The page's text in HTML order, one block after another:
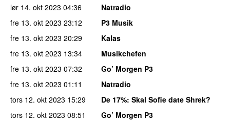
lør 14. okt 2023 04:36
Natradio
fre 13. okt 2023 23:12
P3 Musik
fre 13. okt 2023 20:29
Kalas
fre 13. okt 2023 13:34
Musikchefen
fre 13. okt 2023 07:32
Go’ Morgen P3
fre 13. okt 2023 01:11
Natradio
tors 12. okt 2023 15:29 De 17%: Skal Sofie date Shrek?
tors 12. okt 2023 08:51
Go’ Morgen P3